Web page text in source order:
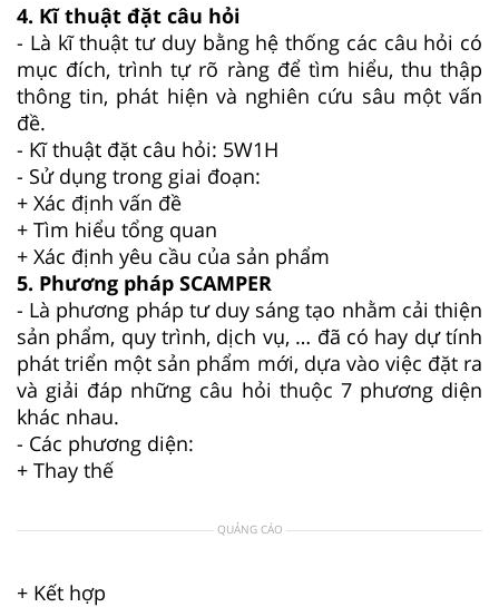
4. Kĩ thuật đặt câu hỏi
- Là kĩ thuật tư duy bằng hệ thống các câu hỏi có
mục đích, trình tự rõ ràng để tìm hiểu, thu thập
thông tin, phát hiện và nghiên cứu sâu một vấn
đề.
- Kĩ thuật đặt câu hỏi: 5W1H
- Sử dụng trong giai đoạn:
+ Xác định vấn đề
+ Tìm hiểu tổng quan
+ Xác định yêu cầu của sản phẩm
5. Phương pháp SCAMPER
- Là phương pháp tư duy sáng tạo nhằm cải thiện
sản phẩm, quy trình, dịch vụ, … đã có hay dự tính
phát triển một sản phẩm mới, dựa vào việc đặt ra
và giải đáp những câu hỏi thuộc 7 phương diện
khác nhau.
- Các phương diện:
+ Thay thế
QUẢNG CÁO
+ Kết hợp